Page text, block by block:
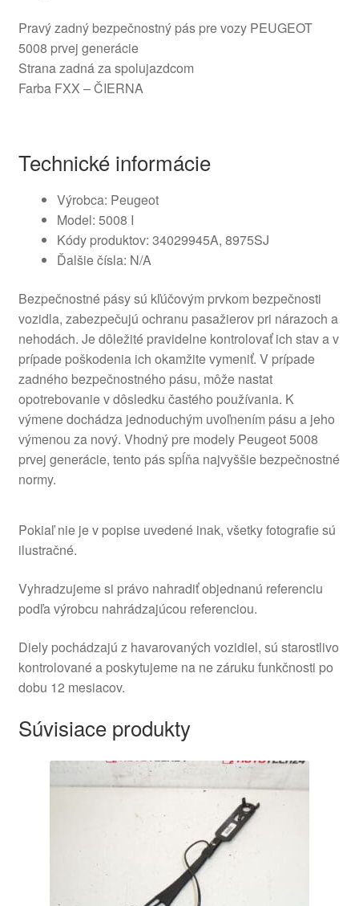
Pravý zadný bezpečnostný pás pre vozy PEUGEOT
5008 prvej generácie
Strana zadná za spolujazdcom
Farba FXX – ČIERNA
Technické informácie
Výrobca: Peugeot
Model: 5008 I
Kódy produktov: 34029945A, 8975SJ
Ďalšie čísla: N/A
Bezpečnostné pásy sú kľúčovým prvkom bezpečnosti
vozidla, zabezpečujú ochranu pasažierov pri nárazoch a
nehodách. Je dôležité pravidelne kontrolovať ich stav a v
prípade poškodenia ich okamžite vymeniť. V prípade
zadného bezpečnostného pásu, môže nastat
opotrebovanie v dôsledku častého používania. K
výmene dochádza jednoduchým uvoľnením pásu a jeho
výmenou za nový. Vhodný pre modely Peugeot 5008
prvej generácie, tento pás spĺňa najvyššie bezpečnostné
normy.
Pokiaľ nie je v popise uvedené inak, všetky fotografie sú
ilustračné.
Vyhradzujeme si právo nahradiť objednanú referenciu
podľa výrobcu nahrádzajúcou referenciou.
Diely pochádzajú z havarovaných vozidiel, sú starostlivo
kontrolované a poskytujeme na ne záruku funkčnosti po
dobu 12 mesiacov.
Súvisiace produkty